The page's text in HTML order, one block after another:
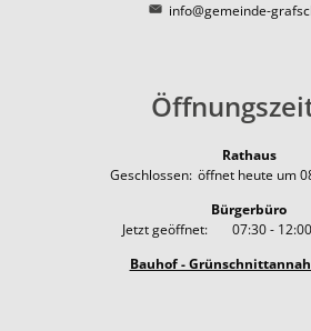
info@gemeinde-
Rathaus
Klicken, um weitere Öffnungs-
Geschlossen: öffnet heute um
Bürgerbüro
Klicken, um weitere Öffnungs-
Jetzt geöffnet: 07:30- 12:00
Bauhof -